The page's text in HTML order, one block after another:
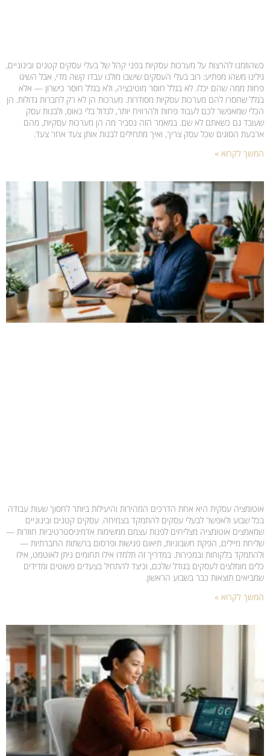
כשהוזמנו להרצות על מערכות עסקיות בפני קהל של בעלי עסקים קטנים ובינוניים,
גילינו משהו מפתיע: רוב בעלי העסקים שישבו מולנו עבדו קשה מדי, אבל השיגו
פחות ממה שהם יכלו. לא בגלל חוסר מוטיבציה, ולא בגלל חוסר כישרון — אלא
בגלל שחסרו להם מערכות עסקיות מסודרות. מערכות הן לא רק לחברות גדולות. הן
הכלי שמאפשר לכם לעבוד פחות ולהרוויח יותר, לגדול בלי כאוס, ולבנות עסק
שעובד גם כשאתם לא שם. במאמר הזה נסביר מה הן מערכות עסקיות, מהם
ארבעת הסוגים שכל עסק צריך, ואיך מתחילים לבנות אותן צעד אחר צעד.
המשך לקרוא »
אוטומציה עסקית היא אחת הדרכים המהירות והיעילות ביותר לחסוך שעות עבודה
בכל שבוע ולאפשר לבעלי עסקים להתמקד בצמיחה. עסקים קטנים ובינוניים
שמאמצים אוטומציה מצליחים לפנות עצמם ממשימות אדמיניסטרטיביות חוזרות —
שליחת מיילים, הפקת חשבוניות, תיאום פגישות ופרסום ברשתות החברתיות —
ולהתמקד בלקוחות ובמכירות. במדריך זה תלמדו אילו תחומים ניתן לאוטמט, אילו
כלים מומלצים לעסקים בגודל שלכם, וכיצד להתחיל בצעדים פשוטים ומדידים
שמביאים תוצאות כבר בשבוע הראשון.
המשך לקרוא »